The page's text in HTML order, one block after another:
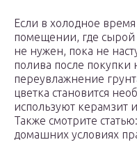
Если в холодное время
помещении, где сырой
не нужен, пока не
полива после покупки
переувлажнение
цветка становится
используют керамзит
Также смотрите
домашних условиях